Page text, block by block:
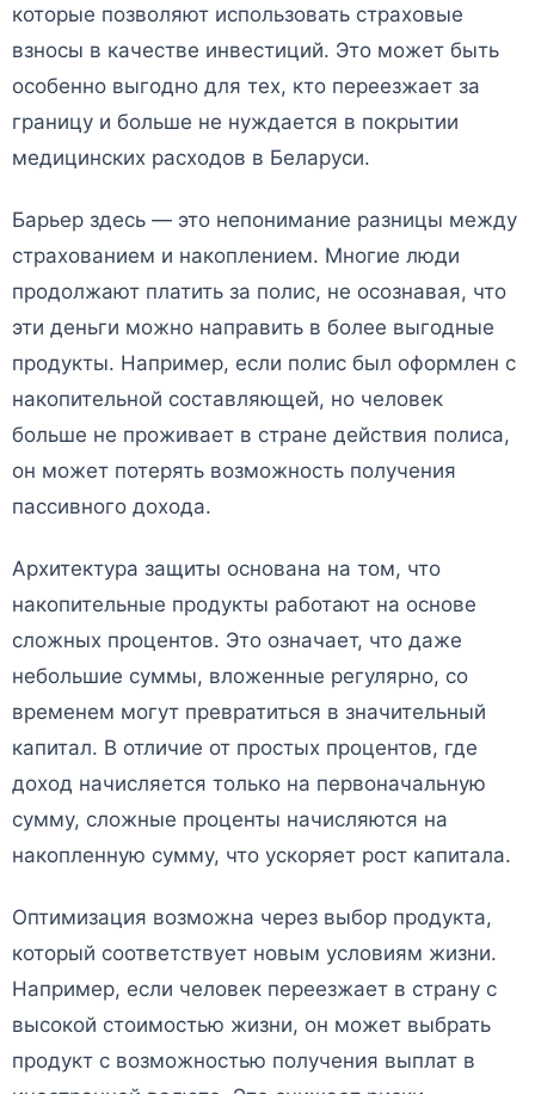
которые позволяют использовать страховые
взносы в качестве инвестиций. Это может быть
особенно выгодно для тех, кто переезжает за
границу и больше не нуждается в покрытии
медицинских расходов в Беларуси.
Барьер здесь — это непонимание разницы между
страхованием и накоплением. Многие люди
продолжают платить за полис, не осознавая, что
эти деньги можно направить в более выгодные
продукты. Например, если полис был оформлен с
накопительной составляющей, но человек
больше не проживает в стране действия полиса,
он может потерять возможность получения
пассивного дохода.
Архитектура защиты основана на том, что
накопительные продукты работают на основе
сложных процентов. Это означает, что даже
небольшие суммы, вложенные регулярно, со
временем могут превратиться в значительный
капитал. В отличие от простых процентов, где
доход начисляется только на первоначальную
сумму, сложные проценты начисляются на
накопленную сумму, что ускоряет рост капитала.
Оптимизация возможна через выбор продукта,
который соответствует новым условиям жизни.
Например, если человек переезжает в страну с
высокой стоимостью жизни, он может выбрать
продукт с возможностью получения выплат в